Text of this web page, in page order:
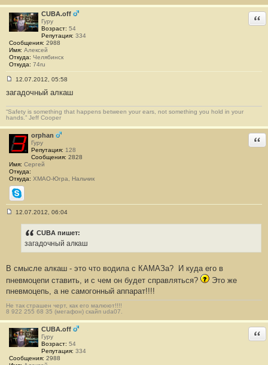
н
и
е
#
CUBA.off
Гуру
Возраст: 54
Репутация: 334
Сообщения: 2988
Имя: Алексей
Откуда: Челябинск
Откуда: 74ru
о
б
щ
е
н
и
е
#
0
12.07.2012, 05:58
загадочный алкаш
“Safety is something that happens between your ears, not something you hold in your
hands.” Jeff Cooper
orphan
Гуру
Репутация: 128
Сообщения: 2828
Имя: Сергей
Откуда:
Откуда: ХМАО-Югра, Нальчик
Skype
и
#
1
12.07.2012, 06:04
CUBA пишет:
загадочный алкаш
В смысле алкаш - это что водила с КАМАЗа?
И куда его в
пневмоцепи ставить, и с чем он будет справляться?
Это же
пневмоцепь, а не самогонный аппарат!!!!
Не так страшен черт, как его малюют!!!!
8 922 255 68 35 (мегафон) скайп uda07.
CUBA.off
Гуру
Возраст: 54
Репутация: 334
Сообщения: 2988